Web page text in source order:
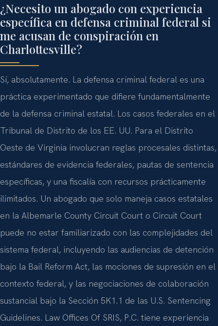
¿Necesito un abogado con experiencia
específica en defensa criminal federal si
me acusan de conspiración en
Charlottesville?
Sí, absolutamente. La defensa criminal federal es una
práctica experimentado que difiere fundamentalmente
de la defensa criminal estatal. Los casos federales en el
Tribunal de Distrito de los EE. UU. Para el Distrito
Oeste de Virginia involucran reglas procesales distintas,
estándares de evidencia federales, pautas de sentencia
específicas, y una fiscalía con recursos prácticamente
ilimitados. Un abogado que solo maneja casos estatales
en la Albemarle County Circuit Court o Circuit Court
puede no estar familiarizado con las complejidades del
sistema federal, incluyendo las audiencias de detención
bajo la Bail Reform Act, las mociones de supresión en el
contexto federal, y las negociaciones de colaboración
sustancial bajo la Sección 5K1.1 de las U.S. Sentencing
Guidelines. Law Offices Of SRIS, P.C. tiene experiencia